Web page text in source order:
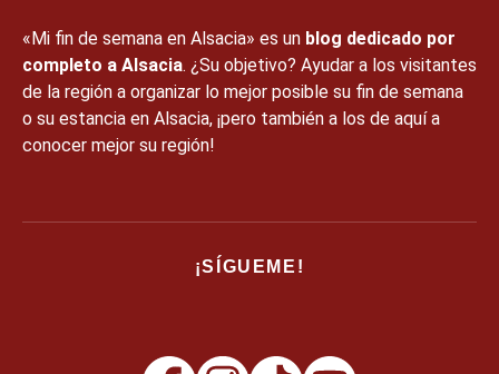
«Mi fin de semana en Alsacia» es un blog dedicado por
completo a Alsacia. ¿Su objetivo? Ayudar a los visitantes
de la región a organizar lo mejor posible su fin de semana
o su estancia en Alsacia, ¡pero también a los de aquí a
conocer mejor su región!
¡SÍGUEME!